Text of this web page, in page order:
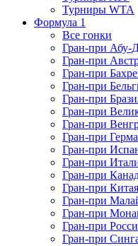
Турниры WTA
Формула 1
Все гонки
Гран-при Абу-
Гран-при
Гран-при
Гран-при
Гран-при
Гран-при
Гран-при
Гран-при
Гран-при
Гран-при
Гран-при
Гран-при Китая
Гран-при
Гран-при
Гран-при
Гран-при